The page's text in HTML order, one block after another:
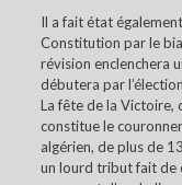
Il a fait état
Constitution par le
révision enclenchera
débutera par
La fête de la Victoire,
constitue le
algérien, de plus de
un lourd tribut fait de